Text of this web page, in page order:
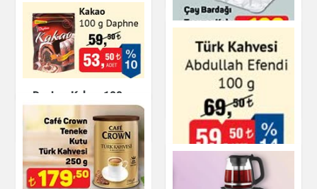
Paşabahçe Elysia 6'lı
Çay Bardağı 170 cc
Çay Bardağı Taşıma
Kabı
Çay & Kahve & Şeker
Daphne Kakao 100 g
Çay & Kahve & Şeker